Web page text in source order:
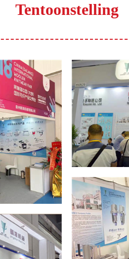
Tentoonstelling